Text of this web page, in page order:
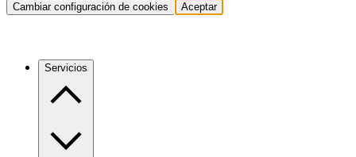
Cambiar configuración de cookies Aceptar
Servicios